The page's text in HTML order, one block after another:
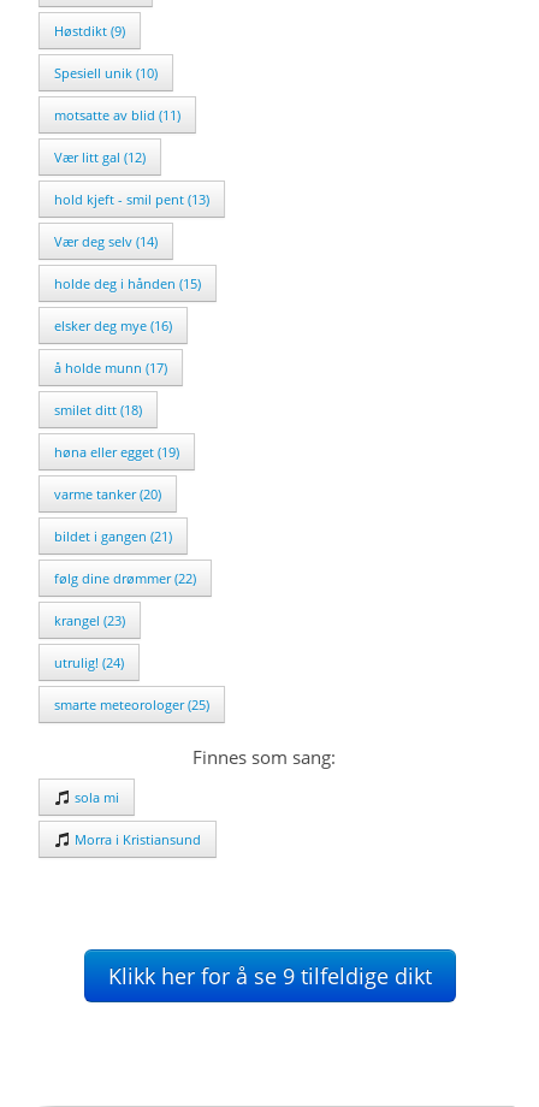
Høstdikt (9)
Spesiell unik (10)
motsatte av blid (11)
Vær litt gal (12)
hold kjeft - smil pent (13)
Vær deg selv (14)
holde deg i hånden (15)
elsker deg mye (16)
å holde munn (17)
smilet ditt (18)
høna eller egget (19)
varme tanker (20)
bildet i gangen (21)
følg dine drømmer (22)
krangel (23)
utrulig! (24)
smarte meteorologer (25)
Finnes som sang:
sola mi
Morra i Kristiansund
Klikk her for å se 9 tilfeldige dikt